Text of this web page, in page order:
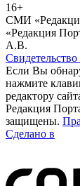
16+
СМИ
«Редакция
А.В.
Если Вы
нажмите
редактору
Редакция
защищены.
Сделано в